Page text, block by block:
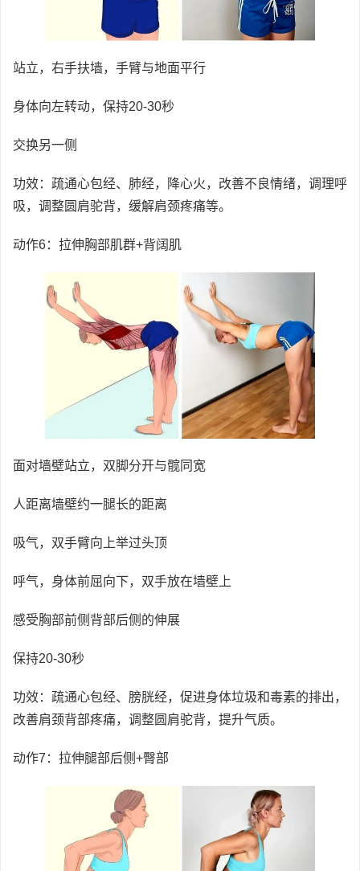
站立，右手扶墙，手臂与地面平行
身体向左转动，保持20-30秒
交换另一侧
功效：疏通心包经、肺经，降心火，改善不良情绪，调理呼
吸，调整圆肩驼背，缓解肩颈疼痛等。
动作6：拉伸胸部肌群+背阔肌
面对墙壁站立，双脚分开与髋同宽
人距离墙壁约一腿长的距离
吸气，双手臂向上举过头顶
呼气，身体前屈向下，双手放在墙壁上
感受胸部前侧背部后侧的伸展
保持20-30秒
功效：疏通心包经、膀胱经，促进身体垃圾和毒素的排出，
改善肩颈背部疼痛，调整圆肩驼背，提升气质。
动作7：拉伸腿部后侧+臀部